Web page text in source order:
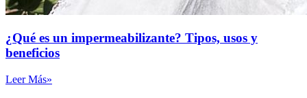
¿Qué es un impermeabilizante? Tipos, usos y
beneficios
Leer Más»